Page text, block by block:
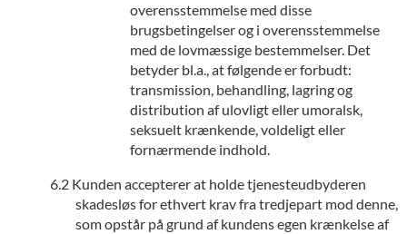
overensstemmelse med disse
brugsbetingelser og i overensstemmelse
med de lovmæssige bestemmelser. Det
betyder bl.a., at følgende er forbudt:
transmission, behandling, lagring og
distribution af ulovligt eller umoralsk,
seksuelt krænkende, voldeligt eller
fornærmende indhold.
Kunden accepterer at holde tjenesteudbyderen
skadesløs for ethvert krav fra tredjepart mod denne,
som opstår på grund af kundens egen krænkelse af